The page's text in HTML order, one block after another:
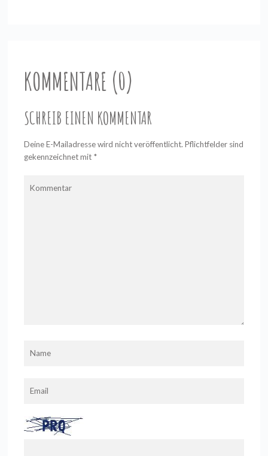
KOMMENTARE (0)
SCHREIB EINEN KOMMENTAR
Deine E-Mailadresse wird nicht veröffentlicht. Pflichtfelder sind
gekennzeichnet mit *